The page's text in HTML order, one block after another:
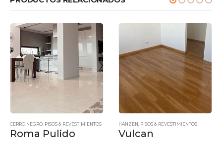
CERRO NEGRO, PISOS & REVESTIMIENTOS
Roma Pulido
HANZEN, PISOS & REVESTIMIENTOS
Vulcan